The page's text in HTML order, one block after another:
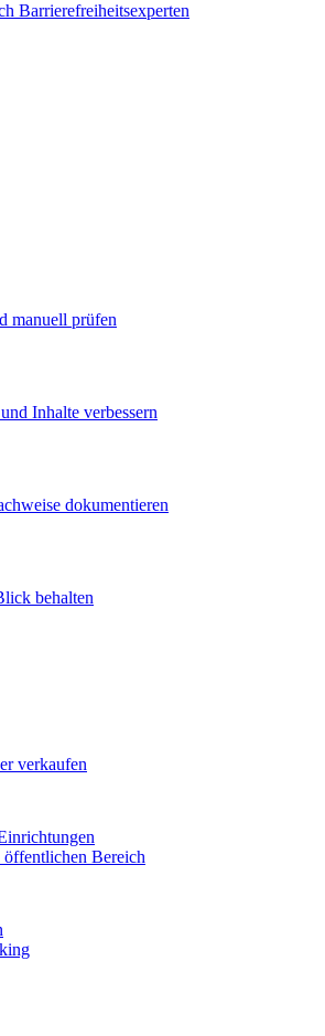
Barrierefreiheitsexperten
manuell prüfen
Inhalte verbessern
dokumentieren
behalten
verkaufen
Bereich